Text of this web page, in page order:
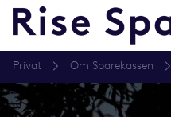
Privat Om Sparekassen